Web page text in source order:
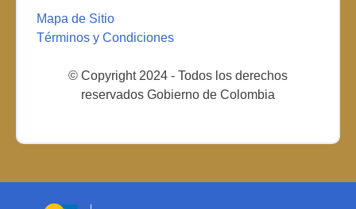
Mapa de Sitio
Términos y Condiciones
© Copyright 2024 - Todos los derechos
reservados Gobierno de Colombia